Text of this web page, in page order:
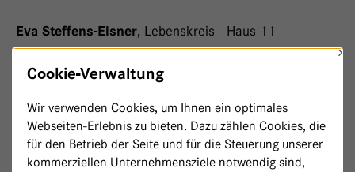
Eva Steffens-Elsner, Lebenskreis - Haus 11
Melanie Schäfer,1 m²,Lebenskreis - Haus 11
Jens Schäfer,1 m²,Lebenskreis - Haus 11
Charlotte Schaufert,Lebenskreis - Haus 11
Cookie-Verwaltung
×
Wir verwenden Cookies, um Ihnen ein optimales
Webseiten-Erlebnis zu bieten. Dazu zählen Cookies, die
für den Betrieb der Seite und für die Steuerung unserer
kommerziellen Unternehmensziele notwendig sind,